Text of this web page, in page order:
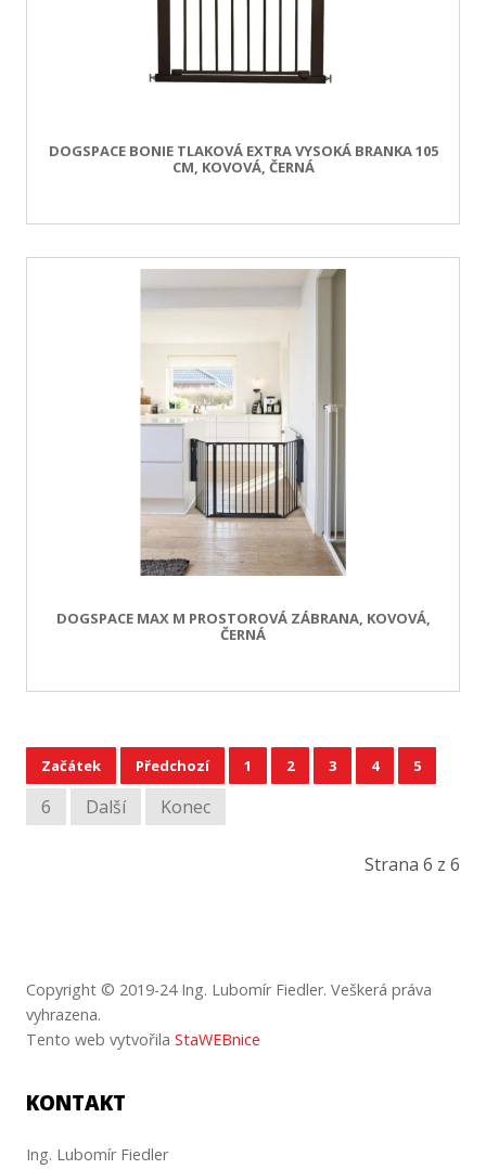
DOGSPACE BONIE TLAKOVÁ EXTRA VYSOKÁ BRANKA 105
CM, KOVOVÁ, ČERNÁ
DOGSPACE MAX M PROSTOROVÁ ZÁBRANA, KOVOVÁ,
ČERNÁ
Začátek Předchozí 1 2 3 4 5
6 Další Konec
Strana 6 z 6
Copyright © 2019-24 Ing. Lubomír Fiedler. Veškerá práva
vyhrazena.
Tento web vytvořila StaWEBnice
KONTAKT
Ing. Lubomír Fiedler